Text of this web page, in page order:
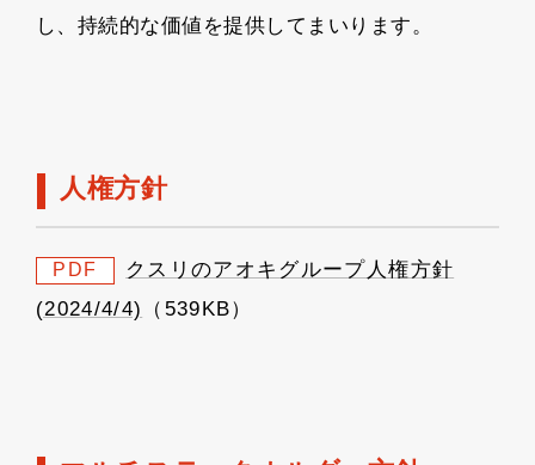
し、持続的な価値を提供してまいります。
人権方針
PDF
クスリのアオキグループ人権方針
(2024/4/4)
（539KB）